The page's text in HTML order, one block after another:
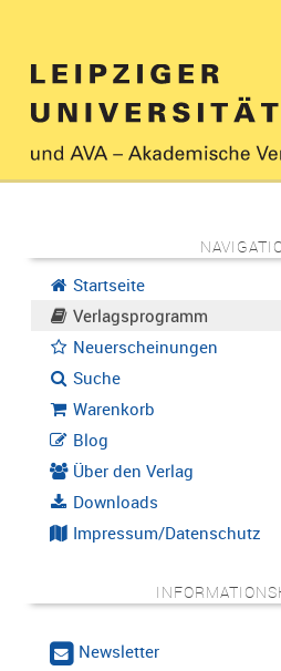
Startseite
Verlagsprogramm
Neuerscheinungen
Suche
Warenkorb
Blog
Über den Verlag
Downloads
Impressum/Datenschutz
Newsletter